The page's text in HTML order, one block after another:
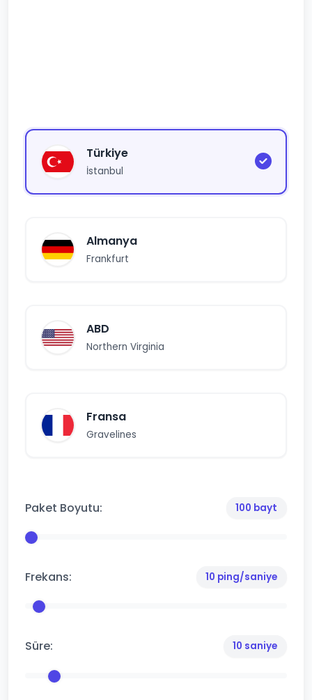
Türkiye
İstanbul
Almanya
Frankfurt
ABD
Northern Virginia
Fransa
Gravelines
Paket Boyutu: 100 bayt
Frekans: 10 ping/saniye
Süre: 10 saniye